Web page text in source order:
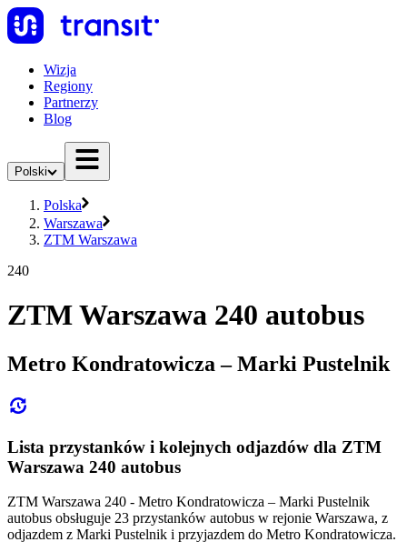
Wizja
Regiony
Partnerzy
Blog
Polski
Polska
Warszawa
ZTM Warszawa
240
ZTM Warszawa 240 autobus
Metro Kondratowicza – Marki Pustelnik
Lista przystanków i kolejnych odjazdów dla ZTM
Warszawa 240 autobus
ZTM Warszawa 240 - Metro Kondratowicza – Marki Pustelnik
autobus obsługuje 23 przystanków autobus w rejonie Warszawa, z
odjazdem z Marki Pustelnik i przyjazdem do Metro Kondratowicza.